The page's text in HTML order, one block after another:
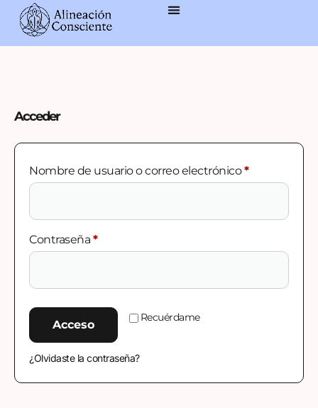
Acceder
Nombre de usuario o correo electrónico*
Contraseña *
Recuérdame
Acceso
¿Olvidaste la contraseña?